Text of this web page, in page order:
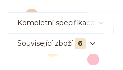
Kompletní specifikace
Související zboží 6